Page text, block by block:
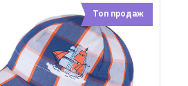
Топ продаж